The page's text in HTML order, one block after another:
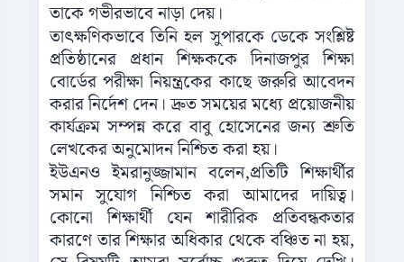
তাকে গভীরভাবে নাড়া দেয়।
তাৎক্ষণিকভাবে তিনি হল সুপারকে ডেকে সংশ্লিষ্ট
প্রতিষ্ঠানের প্রধান শিক্ষককে দিনাজপুর শিক্ষা
বোর্ডের পরীক্ষা নিয়ন্ত্রকের কাছে জরুরি আবেদন
করার নির্দেশ দেন। দ্রুত সময়ের মধ্যে প্রয়োজনীয়
কার্যক্রম সম্পন্ন করে বাবু হোসেনের জন্য শ্রুতি
লেখকের অনুমোদন নিশ্চিত করা হয়।
ইউএনও ইমরানুজ্জামান বলেন,প্রতিটি শিক্ষার্থীর
সমান সুযোগ নিশ্চিত করা আমাদের দায়িত্ব।
কোনো শিক্ষার্থী যেন শারীরিক প্রতিবন্ধকতার
কারণে তার শিক্ষার অধিকার থেকে বঞ্চিত না হয়,